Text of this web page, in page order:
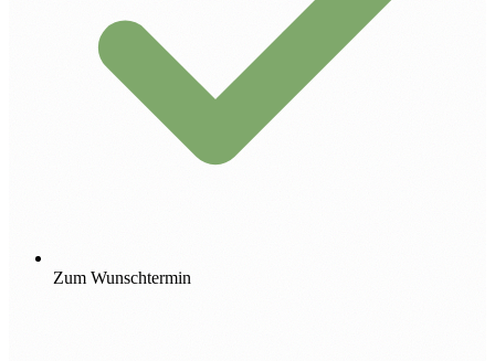
Zum Wunschtermin